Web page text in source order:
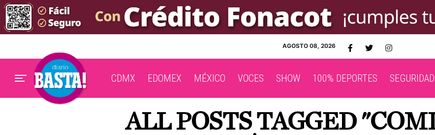
AGOSTO 08, 2026
CDMX EDOMEX MÉXICO VOCES SHOW 100% DEPORTES SEGURIDAD
ALL POSTS TAGGED